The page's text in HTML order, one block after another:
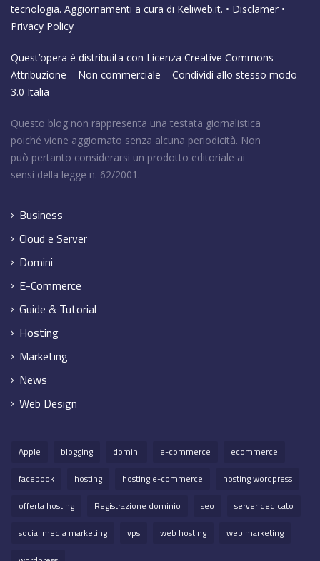
tecnologia. Aggiornamenti a cura di Keliweb.it. • Disclamer •
Privacy Policy
Quest’opera è distribuita con Licenza Creative Commons
Attribuzione – Non commerciale – Condividi allo stesso modo
3.0 Italia
Questo blog non rappresenta una testata giornalistica
poiché viene aggiornato senza alcuna periodicità. Non
può pertanto considerarsi un prodotto editoriale ai
sensi della legge n. 62/2001.
Business
Cloud e Server
Domini
E-Commerce
Guide & Tutorial
Hosting
Marketing
News
Web Design
Apple blogging domini e-commerce
ecommerce
facebook
hosting hosting e-commerce
hosting wordpress
offerta hosting
Registrazione dominio seo
server dedicato
social media marketing
vps web hosting
web marketing